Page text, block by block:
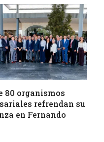
80 organismos
refrendan su
en Fernando